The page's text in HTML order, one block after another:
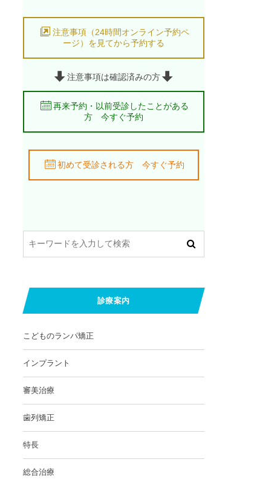
注意事項（24時間オンライン予約ペ
ージ）を見てから予約する
注意事項は確認済みの方
再来予約・以前受診したことがある
方 今すぐ予約
初めて受診される方 今すぐ予約
診療案内
こどものランパ矯正
インプラント
審美治療
歯列矯正
特長
総合治療